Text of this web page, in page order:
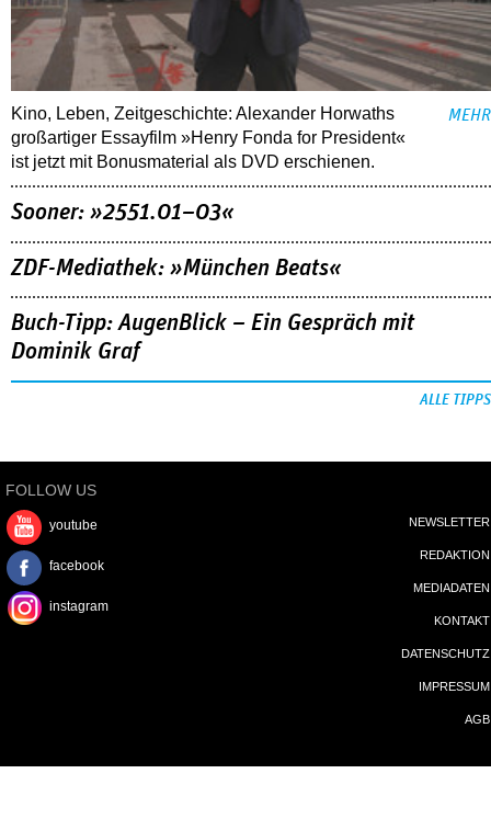
Kino, Leben, Zeitgeschichte: Alexander Horwaths
großartiger Essayfilm »Henry Fonda for President«
ist jetzt mit Bonusmaterial als DVD erschienen.
MEHR
Sooner: »2551.01–03«
ZDF-Mediathek: »München Beats«
Buch-Tipp: AugenBlick – Ein Gespräch mit
Dominik Graf
ALLE TIPPS
FOLLOW US
youtube
facebook
instagram
NEWSLETTER
REDAKTION
MEDIADATEN
KONTAKT
DATENSCHUTZ
IMPRESSUM
AGB